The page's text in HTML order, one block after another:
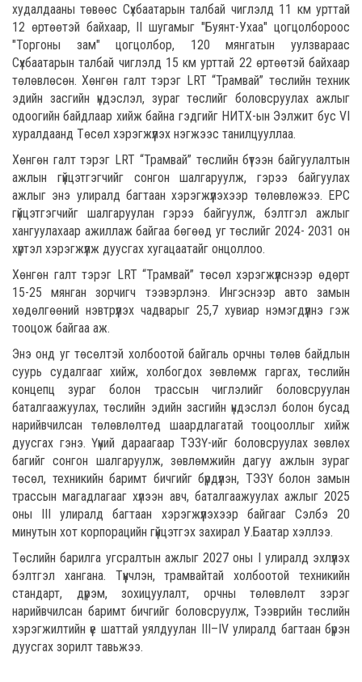
худалдааны төвөөс Сүхбаатарын талбай чиглэлд 11 км урттай
12 өртөөтэй байхаар, II шугамыг "Буянт-Ухаа" цогцолбороос
"Торгоны зам" цогцолбор, 120 мянгатын уулзвараас
Сүхбаатарын талбай чиглэлд 15 км урттай 22 өртөөтэй байхаар
төлөвлөсөн. Хөнгөн галт тэрэг LRT “Трамвай” төслийн техник
эдийн засгийн үндэслэл, зураг төслийг боловсруулах ажлыг
одоогийн байдлаар хийж байна гэдгийг НИТХ-ын Ээлжит бус VI
хуралдаанд Төсөл хэрэгжүүлэх нэгжээс танилцууллаа.
Хөнгөн галт тэрэг LRT “Трамвай” төслийн бүтээн байгуулалтын
ажлын гүйцэтгэгчийг сонгон шалгаруулж, гэрээ байгуулах
ажлыг энэ улиралд багтаан хэрэгжүүлэхээр төлөвлөжээ. EPC
гүйцэтгэгчийг шалгаруулан гэрээ байгуулж, бэлтгэл ажлыг
хангуулахаар ажиллаж байгаа бөгөөд уг төслийг 2024- 2031 он
хүртэл хэрэгжүүлж дуусгах хугацаатайг онцоллоо.
Хөнгөн галт тэрэг LRT “Трамвай” төсөл хэрэгжүүлснээр өдөрт
15-25 мянган зорчигч тээвэрлэнэ. Ингэснээр авто замын
хөдөлгөөний нэвтрүүлэх чадварыг 25,7 хувиар нэмэгдүүлнэ гэж
тооцож байгаа аж.
Энэ онд уг төсөлтэй холбоотой байгаль орчны төлөв байдлын
суурь судалгааг хийж, холбогдох зөвлөмж гаргах, төслийн
концепц зураг болон трассын чиглэлийг боловсруулан
баталгаажуулах, төслийн эдийн засгийн үндэслэл болон бусад
нарийвчилсан төлөвлөлтөд шаардлагатай тооцооллыг хийж
дуусгах гэнэ. Үүний дараагаар ТЭЗҮ-ийг боловсруулах зөвлөх
багийг сонгон шалгаруулж, зөвлөмжийн дагуу ажлын зураг
төсөл, техникийн баримт бичгийг бүрдүүлэн, ТЭЗҮ болон замын
трассын магадлагааг хүлээн авч, баталгаажуулах ажлыг 2025
оны III улиралд багтаан хэрэгжүүлэхээр байгааг Сэлбэ 20
минутын хот корпорацийн гүйцэтгэх захирал У.Баатар хэллээ.
Төслийн барилга угсралтын ажлыг 2027 оны I улиралд эхлүүлэх
бэлтгэл хангана. Түүнчлэн, трамвайтай холбоотой техникийн
стандарт, дүрэм, зохицуулалт, орчны төлөвлөлт зэрэг
нарийвчилсан баримт бичгийг боловсруулж, Тээврийн төслийн
хэрэгжилтийн үе шаттай уялдуулан III–IV улиралд багтаан бүрэн
дуусгах зорилт тавьжээ.